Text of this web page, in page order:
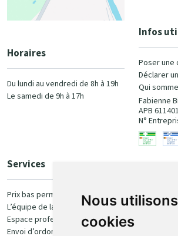
Nous
cookies
Horaires
Du lundi au vendredi de 8h à 19h
Le samedi de 9h à 17h
Infos
Poser une
Déclarer
Qui
Fabienne
APB 611401
N°
Services
Prix bas permanent
L’équipe de la pharmacie
Espace professionnel
Envoi d’ordonnance
100%